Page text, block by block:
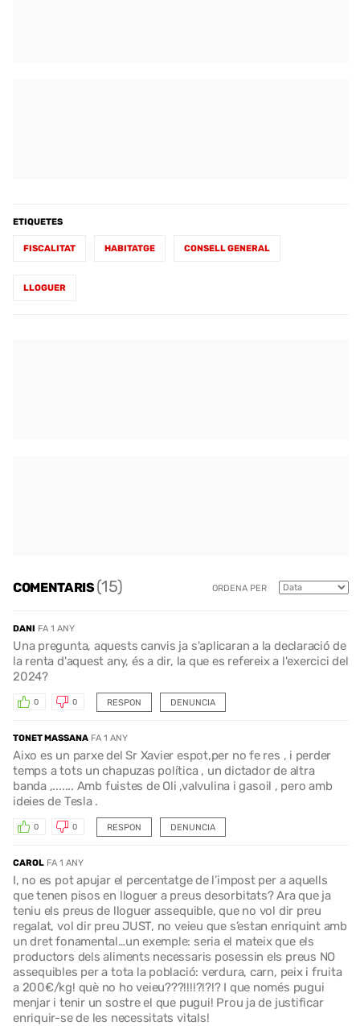
ETIQUETES
FISCALITAT HABITATGE CONSELL GENERAL
LLOGUER
COMENTARIS(15) ORDENA PER
DANI FA 1 ANY
Una pregunta, aquests canvis ja s'aplicaran a la declaració de
la renta d'aquest any, és a dir, la que es refereix a l'exercici del
2024?
RESPON
0 0 DENUNCIA
TONET MASSANA FA 1 ANY
Aixo es un parxe del Sr Xavier espot,per no fe res , i perder
temps a tots un chapuzas política , un dictador de altra
banda ,....... Amb fuistes de Oli ,valvulina i gasoil , pero amb
ideies de Tesla .
RESPON
0 0 DENUNCIA
CAROL FA 1 ANY
I, no es pot apujar el percentatge de l’impost per a aquells
que tenen pisos en lloguer a preus desorbitats? Ara que ja
teniu els preus de lloguer assequible, que no vol dir preu
regalat, vol dir preu JUST, no veieu que s’estan enriquint amb
un dret fonamental…un exemple: seria el mateix que els
productors dels aliments necessaris posessin els preus NO
assequibles per a tota la població: verdura, carn, peix i fruita
a 200€/kg! què no ho veieu???!!!!?!?!? I que només pugui
menjar i tenir un sostre el que pugui! Prou ja de justificar
enriquir-se de les necessitats vitals!